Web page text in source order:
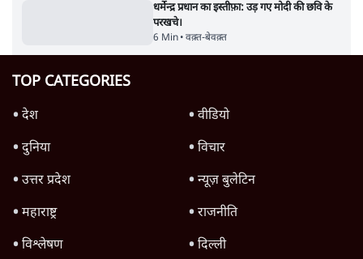
7 Min•उत्तर प्रदेश
धर्मेन्द्र प्रधान का इस्तीफ़ा: उड़ गए मोदी की छवि के
TOP CATEGORIES
देश
वीडियो
दुनिया
विचार
उत्तर प्रदेश
न्यूज़ बुलेटिन
महाराष्ट्र
राजनीति